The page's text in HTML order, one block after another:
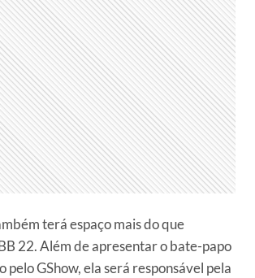
terá espaço mais do que
22. Além de apresentar o bate-papo
pelo GShow, ela será responsável pela